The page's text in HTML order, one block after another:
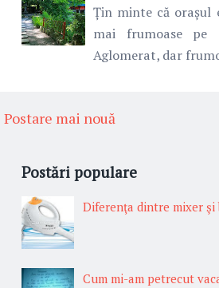
Țin minte că orașul
mai frumoase pe
Aglomerat, dar
Postare mai nouă
Postări populare
Diferenţa dintre mixer şi
Cum mi-am petrecut